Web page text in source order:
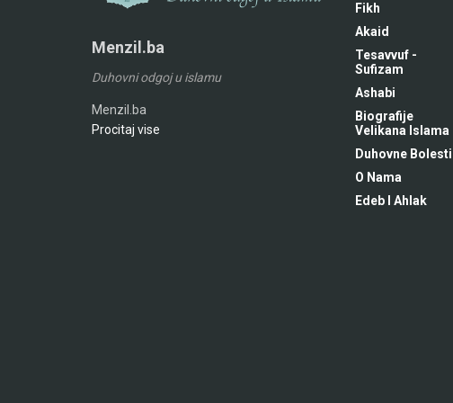
Menzil.ba
Duhovni odgoj u islamu
Menzil.ba
Procitaj vise
Fikh
Akaid
Tesavvuf -
Sufizam
Ashabi
Biografije
Velikana Islama
Duhovne Bolesti
O Nama
Edeb I Ahlak